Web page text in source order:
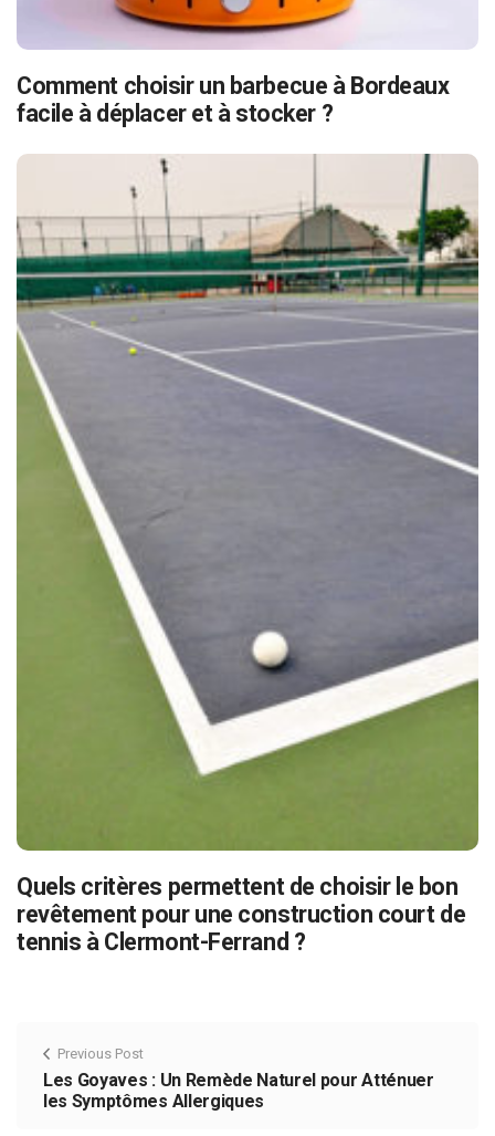
Comment choisir un barbecue à Bordeaux
facile à déplacer et à stocker ?
Quels critères permettent de choisir le bon
revêtement pour une construction court de
tennis à Clermont-Ferrand ?
Previous Post
Les Goyaves : Un Remède Naturel pour Atténuer
les Symptômes Allergiques